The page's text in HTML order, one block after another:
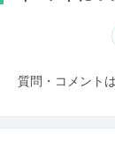
質問・コメント